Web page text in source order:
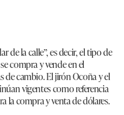
de la calle”, es decir, el tipo de
compra y vende en el
de cambio. El jirón Ocoña y el
vigentes como referencia
la compra y venta de dólares.